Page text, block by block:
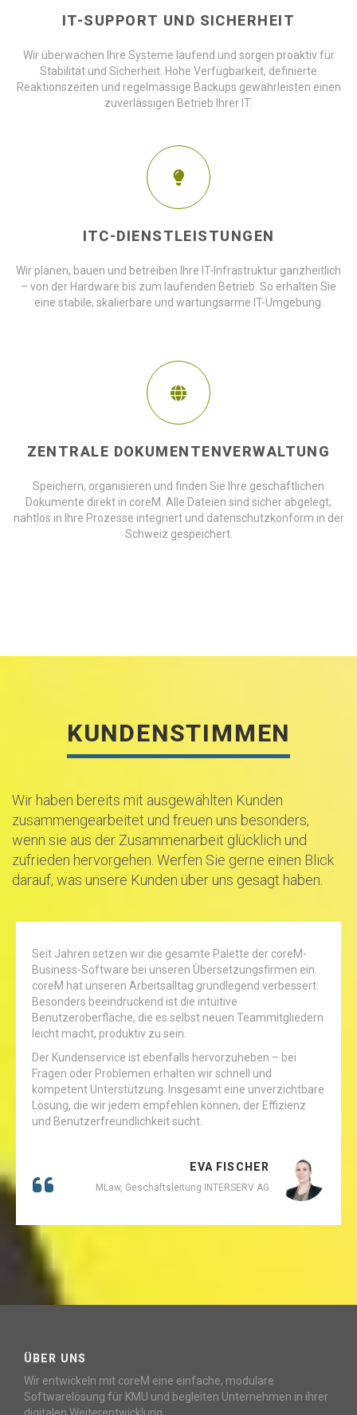
IT-SUPPORT UND SICHERHEIT
Wir überwachen Ihre Systeme laufend und sorgen proaktiv für
Stabilität und Sicherheit. Hohe Verfügbarkeit, definierte
Reaktionszeiten und regelmässige Backups gewährleisten einen
zuverlässigen Betrieb Ihrer IT.
ITC-DIENSTLEISTUNGEN
Wir planen, bauen und betreiben Ihre IT-Infrastruktur ganzheitlich
– von der Hardware bis zum laufenden Betrieb. So erhalten Sie
eine stabile, skalierbare und wartungsarme IT-Umgebung.
ZENTRALE DOKUMENTENVERWALTUNG
Speichern, organisieren und finden Sie Ihre geschäftlichen
Dokumente direkt in coreM. Alle Dateien sind sicher abgelegt,
nahtlos in Ihre Prozesse integriert und datenschutzkonform in der
Schweiz gespeichert.
KUNDENSTIMMEN
Wir haben bereits mit ausgewählten Kunden
zusammengearbeitet und freuen uns besonders,
wenn sie aus der Zusammenarbeit glücklich und
zufrieden hervorgehen. Werfen Sie gerne einen Blick
darauf, was unsere Kunden über uns gesagt haben.
Seit Jahren setzen wir die gesamte Palette der coreM-
Business-Software bei unseren Übersetzungsfirmen ein.
coreM hat unseren Arbeitsalltag grundlegend verbessert.
Besonders beeindruckend ist die intuitive
Benutzeroberfläche, die es selbst neuen Teammitgliedern
leicht macht, produktiv zu sein.
Der Kundenservice ist ebenfalls hervorzuheben – bei
Fragen oder Problemen erhalten wir schnell und
kompetent Unterstützung. Insgesamt eine unverzichtbare
Lösung, die wir jedem empfehlen können, der Effizienz
und Benutzerfreundlichkeit sucht.
EVA FISCHER
MLaw, Geschäftsleitung INTERSERV AG
ÜBER UNS
Wir entwickeln mit coreM eine einfache, modulare
Softwarelösung für KMU und begleiten Unternehmen in ihrer
digitalen Weiterentwicklung.